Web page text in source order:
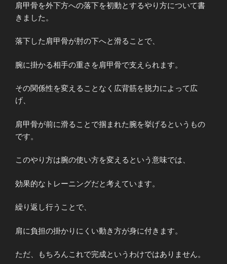
肩甲骨を外下方への落下を初動とするやり方について書
きました。
落下した肩甲骨が肘の下へと滑ることで、
腕に掛かる相手の重さを肩甲骨で支えられます。
その関係性を変えることなく広背筋を脱力によって広
げ、
肩甲骨が前に滑ることで掴まれた腕を挙げるというもの
です。
このやり方は腕の使い方を変えるという意味では、
効果的なトレーニングだと考えています。
繰り返し行うことで、
肩に負担の掛かりにくい動き方が身に付きます。
ただ、もちろんこれで完成というわけではありません。